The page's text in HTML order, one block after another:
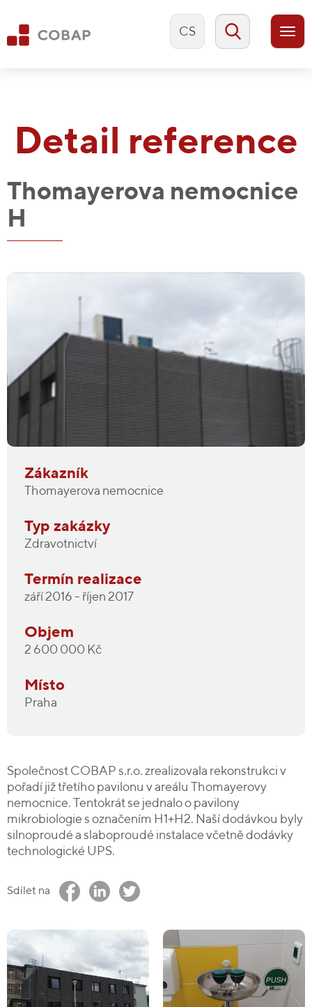
CS
Detail reference
Thomayerova nemocnice
H
Zákazník
Thomayerova nemocnice
Typ zakázky
Zdravotnictví
Termín realizace
září 2016 - říjen 2017
Objem
2 600 000 Kč
Místo
Praha
Společnost COBAP s.r.o. zrealizovala rekonstrukci v
pořadí již třetího pavilonu v areálu Thomayerovy
nemocnice. Tentokrát se jednalo o pavilony
mikrobiologie s označením H1+H2. Naší dodávkou byly
silnoproudé a slaboproudé instalace včetně dodávky
technologické UPS.
Sdílet na